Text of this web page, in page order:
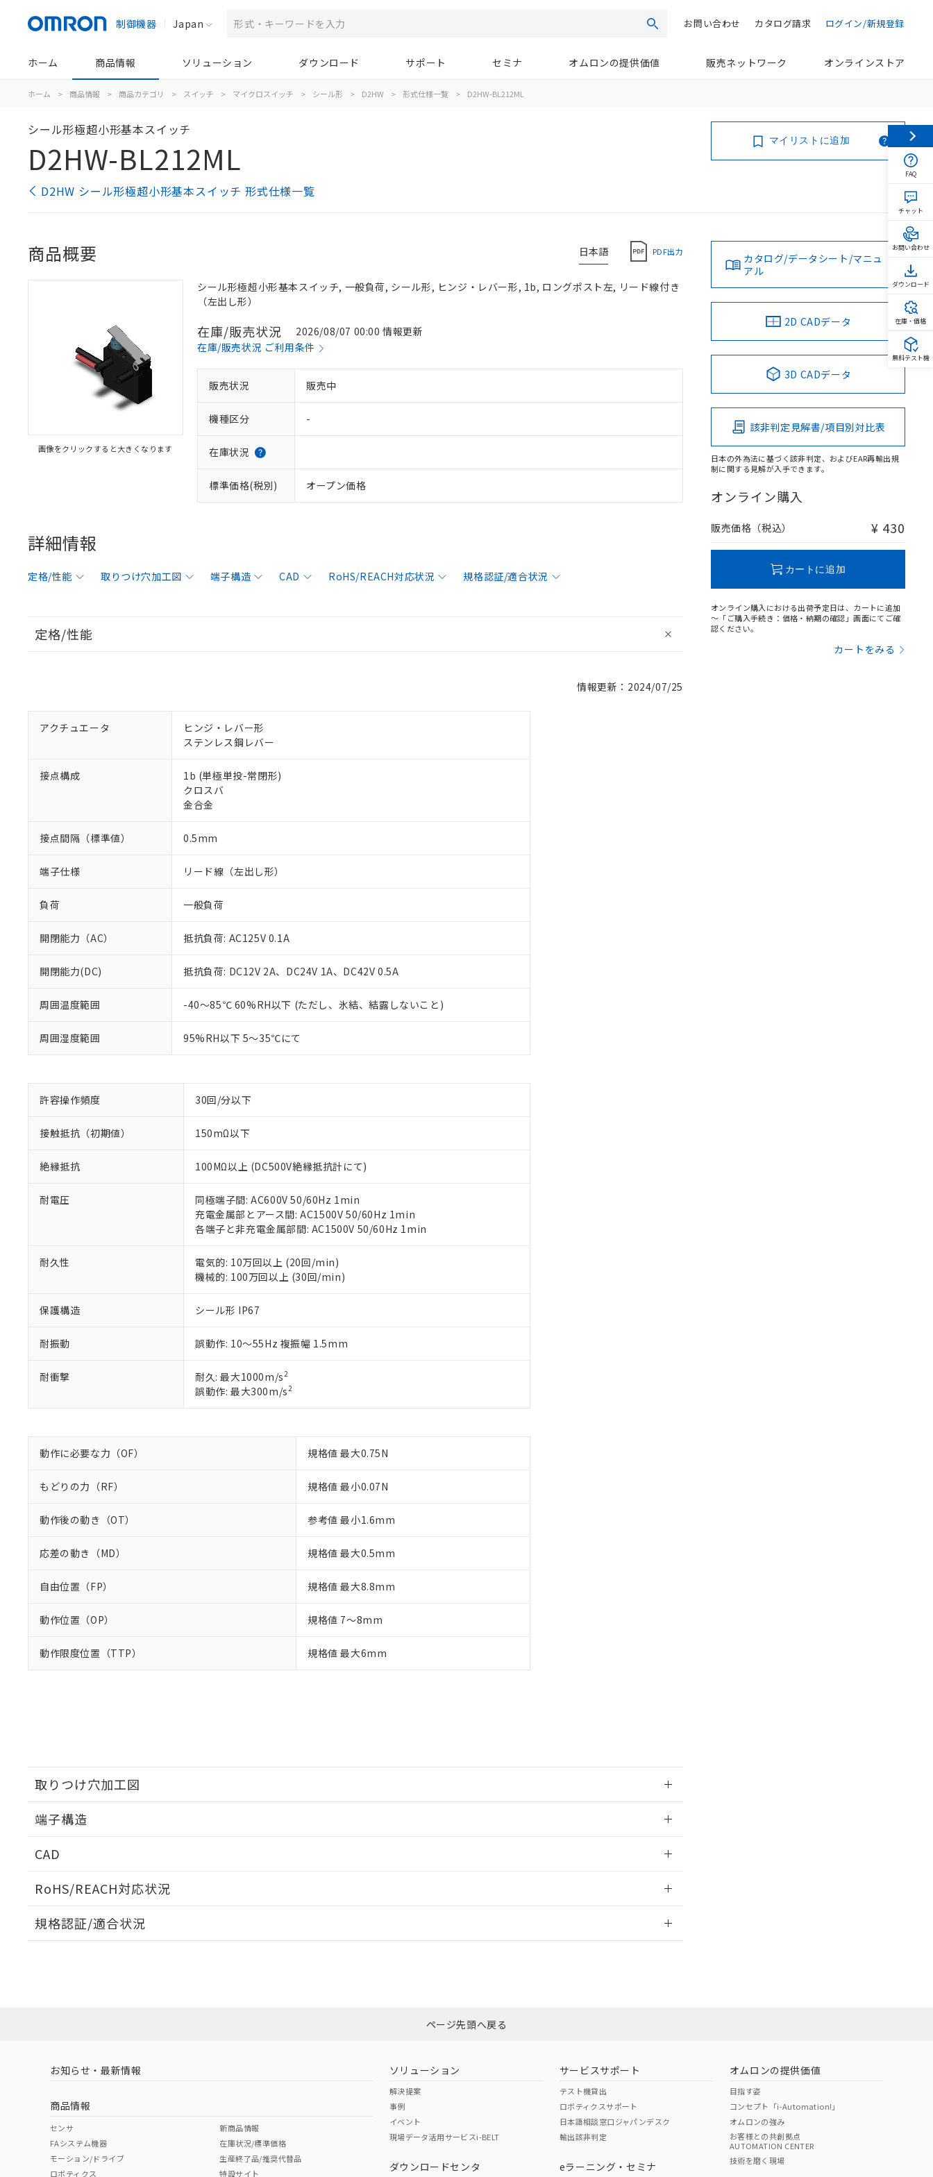
制御機器 Japan 検索 ログイン/新規登録
カタログ請求
お問い合わせ
ホーム 商品情報 ソリューション ダウンロード サポート セミナ オムロンの提供価値 販売ネットワーク オンラインストア
ホーム > 商品情報 > 商品カテゴリ > スイッチ > マイクロスイッチ > シール形 > D2HW > 形式仕様一覧 > D2HW-BL212ML
シール形極超小形基本スイッチ
D2HW-BL212ML
D2HW シール形極超小形基本スイッチ 形式仕様一覧
マイリストに追加
日本語 PDF出力
商品概要
画像をクリックすると大きくなります
シール形極超小形基本スイッチ, 一般負荷, シール形, ヒンジ・レバー形, 1b, ロングポスト左, リード線付き
（左出し形）
在庫/販売状況
2026/08/07 00:00 情報更新
在庫/販売状況 ご利用条件
販売状況 販売中
機種区分 -
在庫状況
標準価格(税別) オープン価格
詳細情報
定格/性能 取りつけ穴加工図 端子構造 CAD RoHS/REACH対応状況 規格認証/適合状況
定格/性能
情報更新：2024/07/25
アクチュエータ
ヒンジ・レバー形
ステンレス鋼レバー
接点構成
1b (単極単投-常閉形)
クロスバ
金合金
接点間隔（標準値） 0.5mm
端子仕様 リード線（左出し形）
負荷 一般負荷
開閉能力（AC） 抵抗負荷: AC125V 0.1A
開閉能力(DC) 抵抗負荷: DC12V 2A、DC24V 1A、DC42V 0.5A
周囲温度範囲 -40～85℃ 60%RH以下 (ただし、氷結、結露しないこと)
周囲湿度範囲 95%RH以下 5～35℃にて
許容操作頻度 30回/分以下
接触抵抗（初期値） 150mΩ以下
絶縁抵抗 100MΩ以上 (DC500V絶縁抵抗計にて)
耐電圧
同極端子間: AC600V 50/60Hz 1min
充電金属部とアース間: AC1500V 50/60Hz 1min
各端子と非充電金属部間: AC1500V 50/60Hz 1min
耐久性
電気的: 10万回以上 (20回/min)
機械的: 100万回以上 (30回/min)
保護構造 シール形 IP67
耐振動 誤動作: 10～55Hz 複振幅 1.5mm
耐衝撃 耐久: 最大1000m/s2
誤動作: 最大300m/s2
動作に必要な力（OF） 規格値 最大0.75N
もどりの力（RF） 規格値 最小0.07N
動作後の動き（OT） 参考値 最小1.6mm
応差の動き（MD） 規格値 最大0.5mm
自由位置（FP） 規格値 最大8.8mm
動作位置（OP） 規格値 7～8mm
動作限度位置（TTP） 規格値 最大6mm
取りつけ穴加工図
端子構造
CAD
RoHS/REACH対応状況
EU RoHS 注意事項・凡例
ダウンロードはこちら
中国 RoHS 注意事項・凡例
中国 RoHS表
Pb Hg Cr(VI)
規格認証/適合状況
カタログ/データシート/マニュ
アル
2D CADデータ
3D CADデータ
該非判定見解書/項目別対比表
日本の外為法に基づく該非判定、およびEAR再輸出規
制に関する見解が入手できます。
オンライン購入
販売価格（税込） ¥ 430
カートに追加
オンライン購入における出荷予定日は、カートに追加
～「ご購入手続き：価格・納期の確認」画面にてご確
認ください。
カートをみる
以下の条件をお読みいただき、同意のうえご利用ください。
当社制御機器事業取扱商品の中には、本サービスの対象外となる商品もあることをご了承ください。
在庫状況および標準価格照会結果は、記載している更新日時点での社内データに基づき作成されるも
のであり、閲覧された時点での実際の在庫および標準価格とは異なる場合があることをご了承くださ
い。
正式な納期状況および標準価格はお客様のお取引先、またはお客様担当のオムロン制御機器販売店・
当社販売員にご相談ください。
オムロン制御機器販売店や当社販売拠点は「
在庫状況および標準価格結果を当社の事前の承諾なく第三者に漏洩または開示しないようお願いしま
ている必要があります。
お客様が当ウェブサイト上で当社にご登録された部品リストについて、当社および当社の共同利用者
が、当社の製品・サービスに関するお客様との取引・商談に必要な範囲で利用することをご了承くだ
さい。
※当社の共同利用者とは、
いる法人を指します。
対応済み：EU RoHS指令（10物質）の非含有に対応した製品が提供可能な商品です。
対応予定：EU RoHS指令（10物質）の非含有に対応した製品に切り替える予定のある商品です。
対応予定なし：EU RoHS指令（10物質）の非含有に非対応の商品で、対応品を出す予定はありません。
非該当品：ライセンス料など無形物で、有害物質有無と関係のない商品です。
仕入先様の事情により、非含有部品としていたものが、含有品と判明した場合などやむを得ず変更すること
*EU RoHS指令（10物質）：
鉛(Pb) 1000ppm以下、 水銀(Hg) 1000ppm以下、 カドミウム(Cd) 100ppm以下、
六価クロム(Cr(Ⅵ)) 1000ppm以下、ポリ臭化ビフェニル類(PBB) 1000ppm以下、ポリ臭化ジフェニルエーテル類(PBDE) 1000ppm以下、
フタル酸ビス(2-エチルヘキシル) (DEHP)(別名：DOP) 1000ppm以下、フタル酸ブチルベンジル（BBP） 1000ppm以下、フタル酸ジブチ
ル（DBP） 1000ppm以下、フタル酸ジイソブチル (DIBP) 1000ppm以下
フタル酸エステル類の４物質については閾値を超える意図的な使用がないことを確認しています。
※2 対応予定月
部品在庫の切り替え状況などにより、予定月が前後することがあります。
※3 非含有証明書ダウンロード
下記の非含有証明書をダウンロードすることができます。
EU RoHS指令（10物質）の非含有証明書
51物質の非含有証明書（当社基準）
また、RoHS指令のフタル酸エステル類４物質の対応では、対応完了までの期間は出荷製品に未対応品が
混在することから備考欄に対応日を記載しておりました。
※1 中国RoHS○×表
「○」：最大均質材料含有率が中国RoHSの基準値以下であることを示します。
「×」：最大均質材料含有率が中国RoHSの基準値を超えていることを示します。
「－」：未確認です。当社販売部門へお問い合わせください。
Cr(Ⅵ)(六価クロム) : 1000ppm、 PBBs(ポリ臭化ビフェニル類) : 1000ppm、 PBDEs(ポリ臭化ジフェニルエーテル類) : 1000ppm、
DBP(フタル酸ジブチル) : 1000ppm、 DIBP(フタル酸ジイソブチル) : 1000ppm、 BBP(フタル酸ブチルベンジル) : 1000ppm、
DEHP(フタル酸ビス(2-エチルヘキシル)) : 1000ppm
※2 環境保護使用期限
「ｅ」：有害物質（10物質）のすべてが基準値以下であることを示します。
「10」：通常の使用状況下において有害物質が外部に漏えいし、環境に深刻な影響を及ぼさない年数を意
などの必要な手続きをとります。
当社は規制貨物を破棄する場合は、完全に破砕するなど、違法に輸出されないよう必要な手段を講じ
ます。
当社は貴社製品を、核兵器、ミサイル、化学兵器、生物兵器またはその他武器並びにこれらの製造装
置等に一切使用いたしません。
当社は、貴社製品を第三者に販売する場合は、上記1、2および3の内容を当該第三者に通知します。
また当社は、販売先および販売に係わる関係者が違法に輸出するおそれがある場合は、取り引きをい
たしません。
記
説明
○ 一定数以上の在庫あり
△ 一定数には満たないが在庫あり
－
在庫なし(最新の在庫状況については、お客様のお取引先、またはお客様担当のオムロン制御
機器販売店・当社販売員にご確認ください)
空
白
受注生産機種、また在庫状況の情報を公開していない機種
ページ先頭へ戻る
お知らせ・最新情報
商品情報
センサ
FAシステム機器
モーション/ドライブ
ロボティクス
新商品情報
在庫状況/標準価格
生産終了品/推奨代替品
特設サイト
ソリューション
解決提案
事例
イベント
現場データ活用サービスi-BELT
ダウンロードセンタ
サービスサポート
テスト機貸出
ロボティクスサポート
日本語相談窓口ジャパンデスク
輸出該非判定
eラーニング・セミナ
オムロンの提供価値
目指す姿
コンセプト「i-Automation!」
オムロンの強み
お客様との共創拠点
AUTOMATION CENTER
技術を磨く現場
FAQ
チャット
お問い合わせ
ダウンロード
在庫・価格
無料テスト機